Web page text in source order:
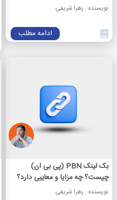
نویسنده : زهرا شریفی
ادامه مطلب
بک لینک PBN (پی بی ان)
چیست؟ چه مزایا و معایبی دارد؟
نویسنده : زهرا شریفی